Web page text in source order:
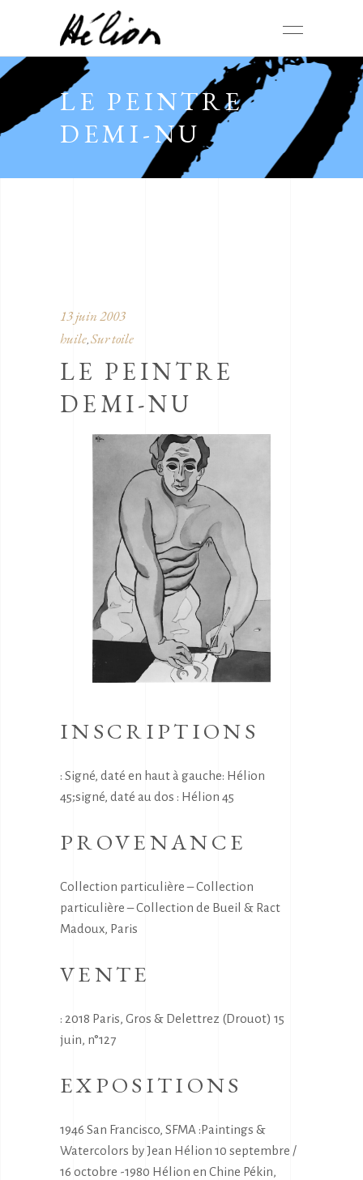
LE PEINTRE
DEMI-NU
13 juin 2003
huile, Sur toile
LE PEINTRE
DEMI-NU
INSCRIPTIONS
: Signé, daté en haut à gauche: Hélion
45;signé, daté au dos : Hélion 45
PROVENANCE
Collection particulière – Collection
particulière – Collection de Bueil & Ract
Madoux, Paris
VENTE
: 2018 Paris, Gros & Delettrez (Drouot) 15
juin, n°127
EXPOSITIONS
1946 San Francisco, SFMA :Paintings &
Watercolors by Jean Hélion 10 septembre /
16 octobre -1980 Hélion en Chine Pékin,